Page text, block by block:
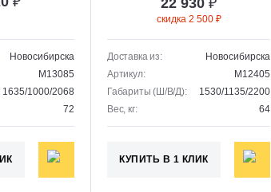
Новосибирска
M13085
1635/1000/2068
72
22 930 ₽
скидка 2 500 ₽
Доставка из:
Новосибирска
Артикул:
M12405
Габариты (Ш/В/Д):
1530/1135/2200
Вес, кг:
64
КУПИТЬ В 1 КЛИК